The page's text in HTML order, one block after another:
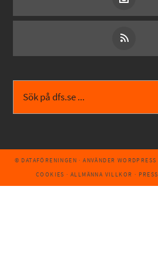
© DATAFÖRENINGEN · ANVÄNDER WORDPRESS
COOKIES · ALLMÄNNA VILLKOR · PRESS